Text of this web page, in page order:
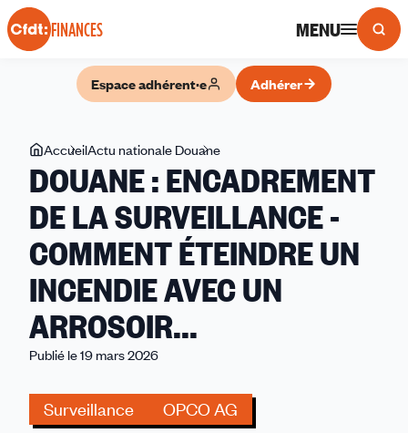
Panneau de gestion des cookies
FINANCES MENU
Espace adhérent·e Adhérer
Vous
êtes
ici
AccueilActu nationale Douane
:
ENCADREMENT
DE
LA
SURVEILLANCE
-
AVEC
UN
DOUANE : ENCADREMENT
DE LA SURVEILLANCE -
COMMENT ÉTEINDRE UN
INCENDIE AVEC UN
ARROSOIR...
Publié le 19 mars 2026
Surveillance OPCO AG